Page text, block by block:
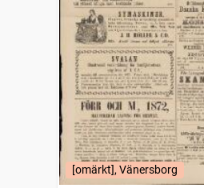
[omärkt], Vänersborg